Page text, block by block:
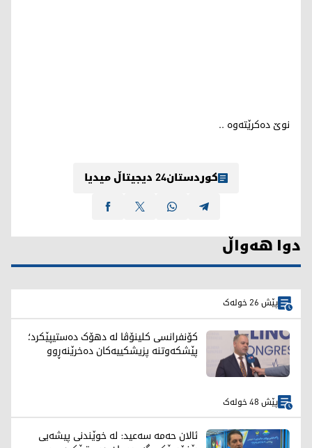
نوێ دەکرێتەوە ..
کوردستان24 دیجیتاڵ میدیا
دوا هەواڵ
پێش 26 خولەک
کۆنفرانسی کلینۆڤا لە دهۆک دەستیپێکرد؛
پێشکەوتنە پزیشکییەکان دەخرێنەڕوو
پێش 48 خولەک
ئالان حەمە سەعید: لە خوێندنی پیشەیی